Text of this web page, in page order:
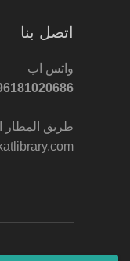
اتصل بنا
واتس اب
طريق المطار